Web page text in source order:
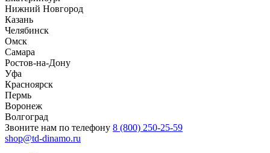
Нижний Новгород
Казань
Челябинск
Омск
Самара
Ростов-на-Дону
Уфа
Красноярск
Пермь
Воронеж
Волгоград
Звоните нам по телефону 8 (800) 250-25-59
shop@td-dinamo.ru